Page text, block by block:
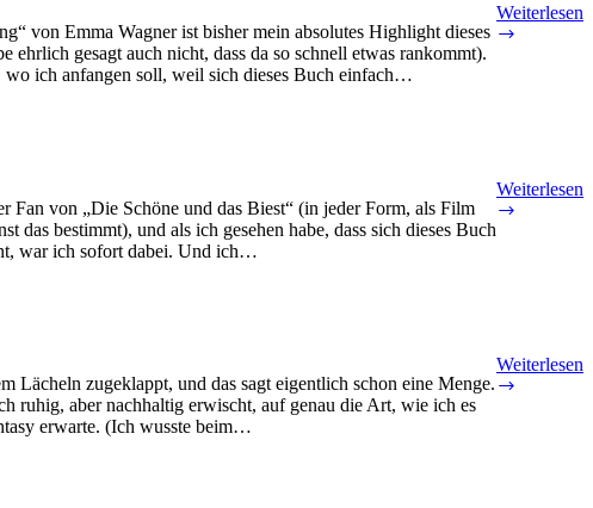
von Emma Wagner ist bisher mein absolutes Highlight dieses
ehrlich gesagt auch nicht, dass da so schnell etwas rankommt).
ich anfangen soll, weil sich dieses Buch einfach…
Weiterlesen
Fan von „Die Schöne und das Biest“ (in jeder Form, als Film
das bestimmt), und als ich gesehen habe, dass sich dieses Buch
war ich sofort dabei. Und ich…
Weiterlesen
Lächeln zugeklappt, und das sagt eigentlich schon eine Menge.
ruhig, aber nachhaltig erwischt, auf genau die Art, wie ich es
erwarte. (Ich wusste beim…
Weiterlesen